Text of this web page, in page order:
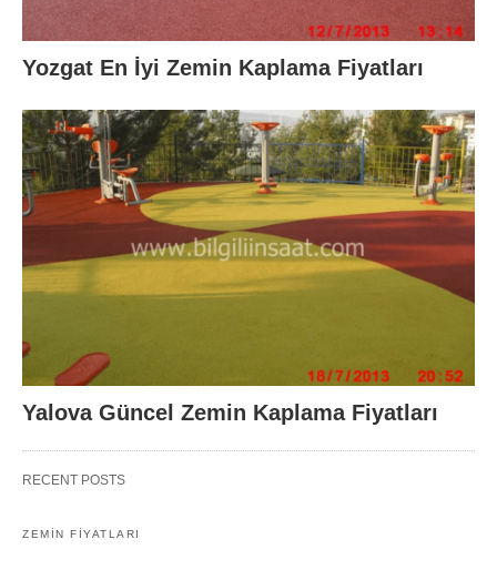
Yozgat En İyi Zemin Kaplama Fiyatları
Yalova Güncel Zemin Kaplama Fiyatları
RECENT POSTS
ZEMIN FIYATLARI